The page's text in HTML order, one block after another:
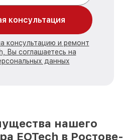
консультация
консультацию и ремонт
Вы соглашаетесь на
данных
нашего
EOTech в Ростове-